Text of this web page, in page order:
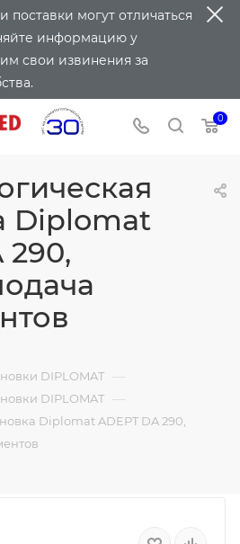
поставки могут отличаться
информацию у
свои извинения за
0
Diplomat
290,
DIPLOMAT —
DIPLOMAT —
Diplomat ADEPT DA 290,